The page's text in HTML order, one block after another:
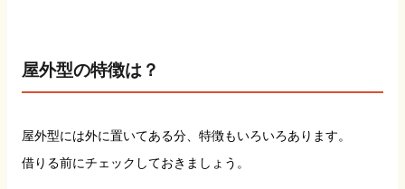
屋外型の特徴は？
屋外型には外に置いてある分、特徴もいろいろあります。
借りる前にチェックしておきましょう。